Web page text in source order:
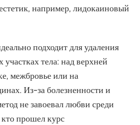
например, лидокаиновый
подходит для удаления
тела: над верхней
межбровье или на
Из-за болезненности и
не завоевал любви среди
прошел курс